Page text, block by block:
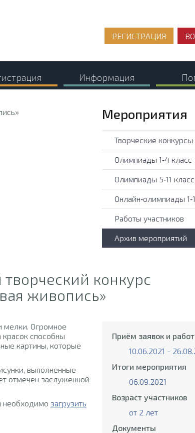
РЕГИСТРАЦИЯ
Информация
Мероприятия
Творческие конкурсы
Олимпиады 1‑4 класс
Олимпиады 5‑11 класс
Онлайн‑олимпиады
Работы участников
Архив мероприятий
конкурс
живопись»
мелки. Огромное
красок способны
картины, которые
выполненные
отмечен заслуженной
необходимо загрузить
Приём заявок и работ
10.06.2021 -
Итоги мероприятия
06.09.2021
Возраст участников
от 2 лет
Документы